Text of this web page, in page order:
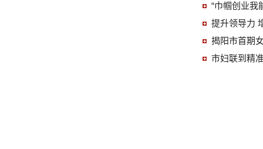
“巾帼创业我
提升领导力
揭阳市首期
市妇联到精